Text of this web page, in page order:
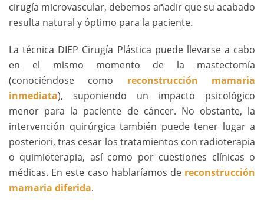
cirugía microvascular, debemos añadir que su acabado
resulta natural y óptimo para la paciente.
La técnica DIEP Cirugía Plástica puede llevarse a cabo
en el mismo momento de la mastectomía
(conociéndose como reconstrucción mamaria
inmediata), suponiendo un impacto psicológico
menor para la paciente de cáncer. No obstante, la
intervención quirúrgica también puede tener lugar a
posteriori, tras cesar los tratamientos con radioterapia
o quimioterapia, así como por cuestiones clínicas o
médicas. En este caso hablaríamos de reconstrucción
mamaria diferida.